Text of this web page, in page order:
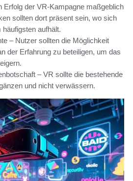
Erfolg der VR-Kampagne maßgeblich
sollten dort präsent sein, wo sich
häufigsten aufhält.
– Nutzer sollten die Möglichkeit
der Erfahrung zu beteiligen, um das
– VR sollte die bestehende
und nicht verwässern.